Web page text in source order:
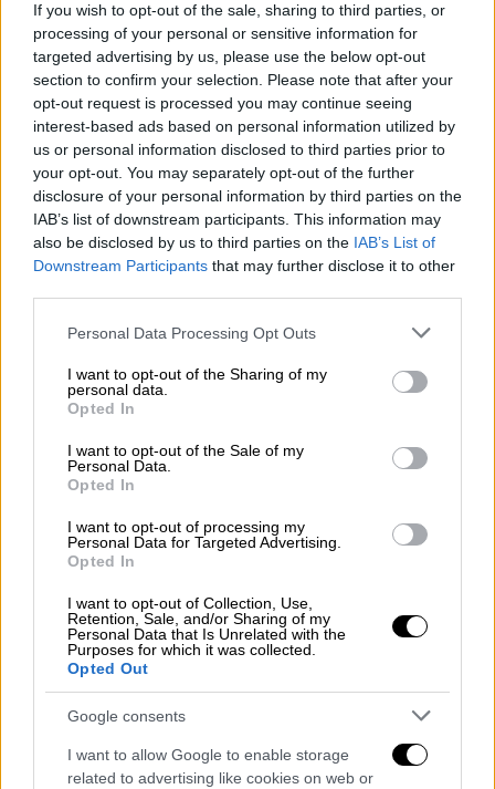
If you wish to opt-out of the sale, sharing to third parties, or
processing of your personal or sensitive information for
targeted advertising by us, please use the below opt-out
section to confirm your selection. Please note that after your
opt-out request is processed you may continue seeing
interest-based ads based on personal information utilized by
us or personal information disclosed to third parties prior to
your opt-out. You may separately opt-out of the further
disclosure of your personal information by third parties on the
IAB’s list of downstream participants. This information may
also be disclosed by us to third parties on the IAB’s List of
Downstream Participants that may further disclose it to other
Please note that this website/app uses one or more Google
not limited to your visit or usage behaviour. You may click to
grant or deny consent to Google and its third-party tags to
use your data for below specified purposes in below Google
consent section.
Personal Data Processing Opt Outs
I want to opt-out of the Sharing of my
personal data.
Opted In
I want to opt-out of the Sale of my
Personal Data.
Opted In
I want to opt-out of processing my
Personal Data for Targeted Advertising.
Opted In
I want to opt-out of Collection, Use,
Retention, Sale, and/or Sharing of my
Personal Data that Is Unrelated with the
Purposes for which it was collected.
Opted Out
Google consents
I want to allow Google to enable storage
related to advertising like cookies on web or
Lifestyle|24.02.2022 07:45
Στυγνό αρπακτικό ο Μέριλιν Μάνσον -
Συγκλονίζει το τρέιλερ του ντοκιμαντέρ
της Ρέιτσελ Γουντ για την κακοποίηση
από τον ροκ σταρ
«Είμαι εδώ να μιλήσω για τον Μπράιαν
Βέρνερ, γνωστό στον κόσμο με το όνομα
Marilyn Manson» ακούγεται να λέει η
34χρονη σήμερα, σταρ Έβαν Ρέιτσελ Γουντ
Lifestyle|15.01.2022 12:22
«Με κακοποιούσε φριχτά για χρόνια» - Η
Έβαν Ρέιτσελ Γουντ μιλά για τον Μέριλιν
Μάνσον στο ντοκιμαντέρ «Phoenix
Rising»